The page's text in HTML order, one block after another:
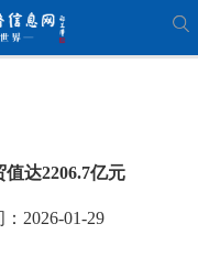
达2206.7亿元
2026-01-29